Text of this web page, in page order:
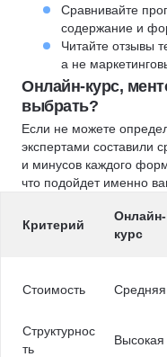
Сравнивайте
содержание и
Читайте отзывы
а не
Онлайн-курс,
выбрать?
Если не можете
экспертами составили
и минусов каждого
что подойдет именно
Критерий
Онлайн-
курс
Стоимость Средняя
Структурнос
ть
Высокая